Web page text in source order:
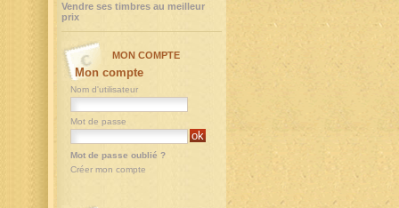
Vendre ses timbres au meilleur
prix
MON COMPTE
Mon compte
Nom d'utilisateur
Mot de passe
Mot de passe oublié ?
Créer mon compte